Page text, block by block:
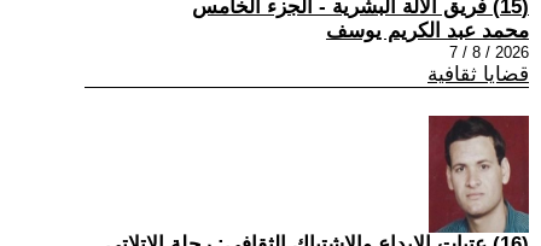
(15) فريق الآلة البشرية - الجزء الخامس
محمد عبد الكريم يوسف
2026 / 8 / 7
قضايا ثقافية